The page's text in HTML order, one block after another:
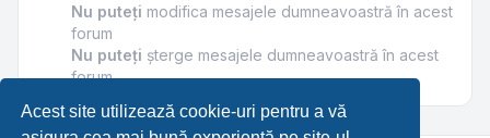
Acest site utilizează cookie-uri pentru a vă
Nu puteţi modifica mesajele dumneavoastră în acest
forum
Nu puteţi şterge mesajele dumneavoastră în acest
forum